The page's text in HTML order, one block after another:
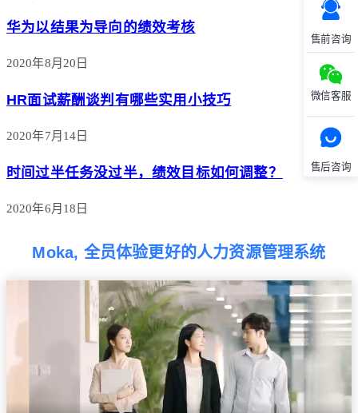
售前咨询
微信客服
售后咨询
华为以结果为导向的绩效考核
2020年8月20日
HR面试薪酬谈判有哪些实用小技巧
2020年7月14日
时间过半任务没过半，绩效目标如何调整？
2020年6月18日
Moka, 全员体验更好的人力资源管理系统